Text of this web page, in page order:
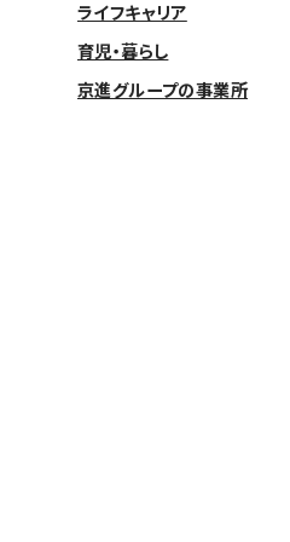
ライフキャリア
育児・暮らし
京進グループの事業所